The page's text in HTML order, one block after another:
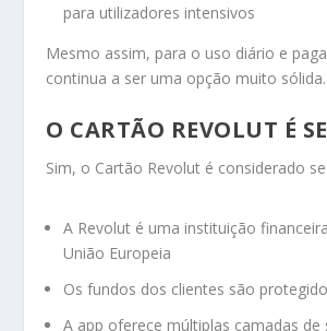
para utilizadores intensivos
Mesmo assim, para o uso diário e
continua a ser uma opção muito sólida.
O CARTÃO REVOLUT É
Sim, o Cartão Revolut é considerado
A Revolut é uma instituição
União Europeia
Os fundos dos clientes são
A app oferece múltiplas camadas de